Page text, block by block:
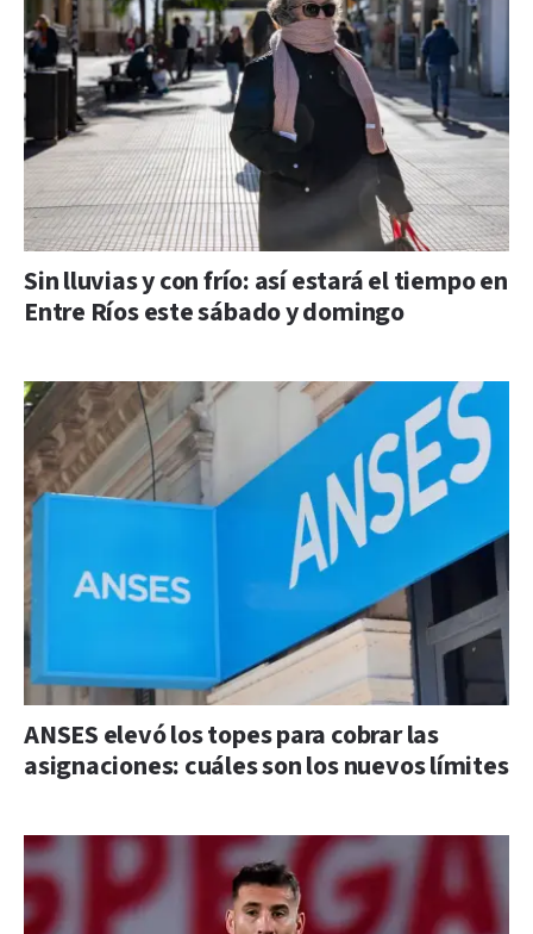
Sin lluvias y con frío: así estará el tiempo en
Entre Ríos este sábado y domingo
ANSES elevó los topes para cobrar las
asignaciones: cuáles son los nuevos límites